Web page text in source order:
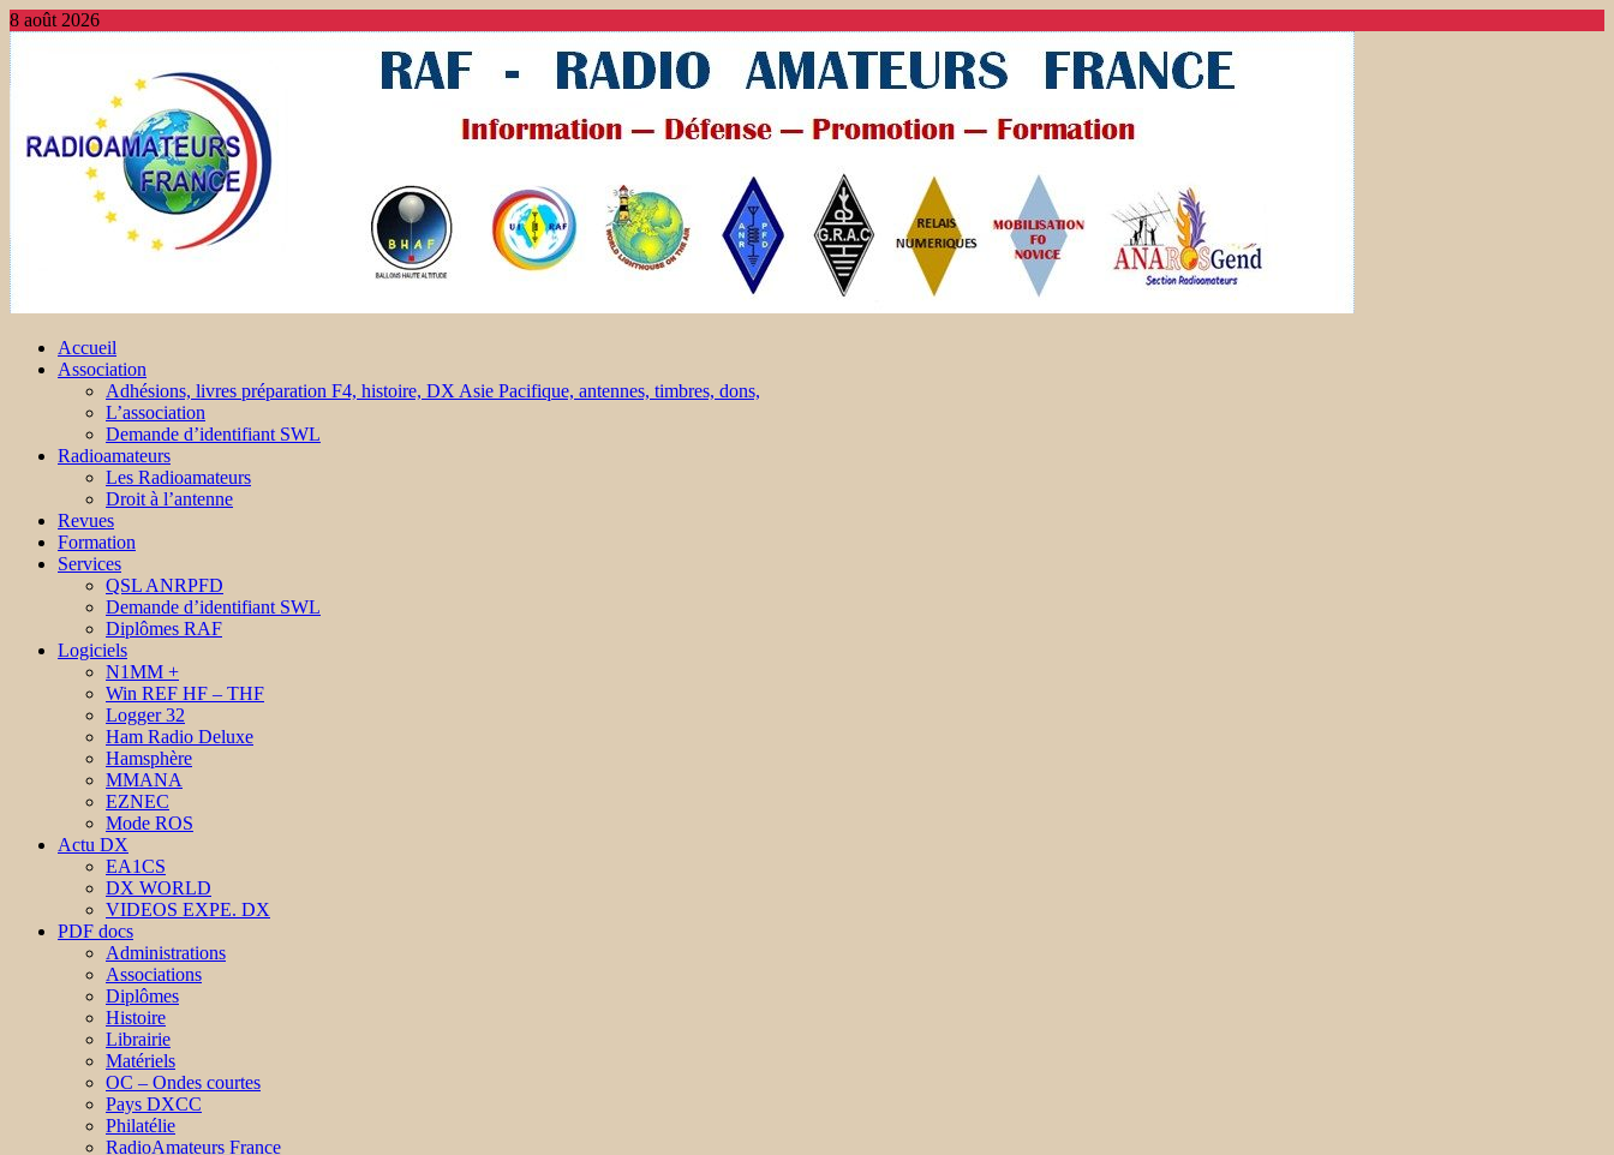
8 août 2026
Accueil
Association
Adhésions, livres préparation F4, histoire, DX Asie Pacifique, antennes, timbres, dons,
L’association
Demande d’identifiant SWL
Radioamateurs
Les Radioamateurs
Droit à l’antenne
Revues
Formation
Services
QSL ANRPFD
Demande d’identifiant SWL
Diplômes RAF
Logiciels
N1MM +
Win REF HF – THF
Logger 32
Ham Radio Deluxe
Hamsphère
MMANA
EZNEC
Mode ROS
Actu DX
EA1CS
DX WORLD
VIDEOS EXPE. DX
PDF docs
Administrations
Associations
Diplômes
Histoire
Librairie
Matériels
OC – Ondes courtes
Pays DXCC
Philatélie
RadioAmateurs France